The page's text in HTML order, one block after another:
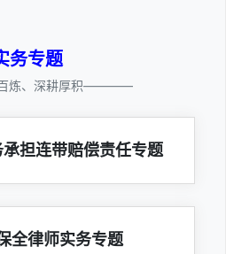
务专题
、深耕厚积————
担连带赔偿责任专题
全律师实务专题